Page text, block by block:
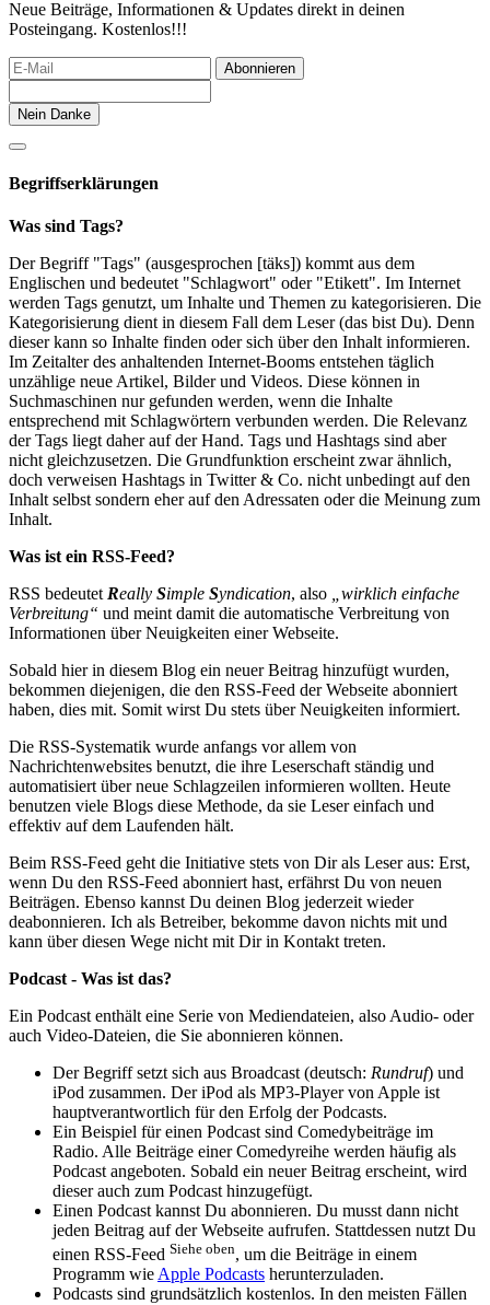
Neue Beiträge, Informationen & Updates direkt in deinen
Posteingang. Kostenlos!!!
Abonnieren
Nein Danke
Begriffserklärungen
Was sind Tags?
Der Begriff "Tags" (ausgesprochen [täks]) kommt aus dem
Englischen und bedeutet "Schlagwort" oder "Etikett". Im Internet
werden Tags genutzt, um Inhalte und Themen zu kategorisieren. Die
Kategorisierung dient in diesem Fall dem Leser (das bist Du). Denn
dieser kann so Inhalte finden oder sich über den Inhalt informieren.
Im Zeitalter des anhaltenden Internet-Booms entstehen täglich
unzählige neue Artikel, Bilder und Videos. Diese können in
Suchmaschinen nur gefunden werden, wenn die Inhalte
entsprechend mit Schlagwörtern verbunden werden. Die Relevanz
der Tags liegt daher auf der Hand. Tags und Hashtags sind aber
nicht gleichzusetzen. Die Grundfunktion erscheint zwar ähnlich,
doch verweisen Hashtags in Twitter & Co. nicht unbedingt auf den
Inhalt selbst sondern eher auf den Adressaten oder die Meinung zum
Inhalt.
Was ist ein RSS-Feed?
RSS bedeutet Really Simple Syndication, also
„wirklich einfache
Verbreitung“ und meint damit die automatische Verbreitung von
Informationen über Neuigkeiten einer Webseite.
Sobald hier in diesem Blog ein neuer Beitrag hinzufügt wurden,
bekommen diejenigen, die den RSS-Feed der Webseite abonniert
haben, dies mit. Somit wirst Du stets über Neuigkeiten informiert.
Die RSS-Systematik wurde anfangs vor allem von
Nachrichtenwebsites benutzt, die ihre Leserschaft ständig und
automatisiert über neue Schlagzeilen informieren wollten. Heute
benutzen viele Blogs diese Methode, da sie Leser einfach und
effektiv auf dem Laufenden hält.
Beim RSS-Feed geht die Initiative stets von Dir als Leser aus: Erst,
wenn Du den RSS-Feed abonniert hast, erfährst Du von neuen
Beiträgen. Ebenso kannst Du deinen Blog jederzeit wieder
deabonnieren. Ich als Betreiber, bekomme davon nichts mit und
kann über diesen Wege nicht mit Dir in Kontakt treten.
Podcast - Was ist das?
Ein Podcast enthält eine Serie von Mediendateien, also Audio- oder
auch Video-Dateien, die Sie abonnieren können.
Der Begriff setzt sich aus Broadcast (deutsch: Rundruf) und
iPod zusammen. Der iPod als MP3-Player von Apple ist
hauptverantwortlich für den Erfolg der Podcasts.
Ein Beispiel für einen Podcast sind Comedybeiträge im
Radio. Alle Beiträge einer Comedyreihe werden häufig als
Podcast angeboten. Sobald ein neuer Beitrag erscheint, wird
dieser auch zum Podcast hinzugefügt.
Einen Podcast kannst Du abonnieren. Du musst dann nicht
jeden Beitrag auf der Webseite aufrufen. Stattdessen nutzt Du
einen RSS-Feed Siehe oben, um die Beiträge in einem
Programm wie Apple Podcasts herunterzuladen.
Podcasts sind grundsätzlich kostenlos. In den meisten Fällen